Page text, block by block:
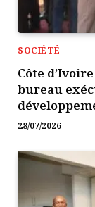
SOCIÉTÉ
Côte
bureau
28/07/2026